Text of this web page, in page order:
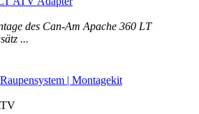
des Can-Am Apache 360 LT
...